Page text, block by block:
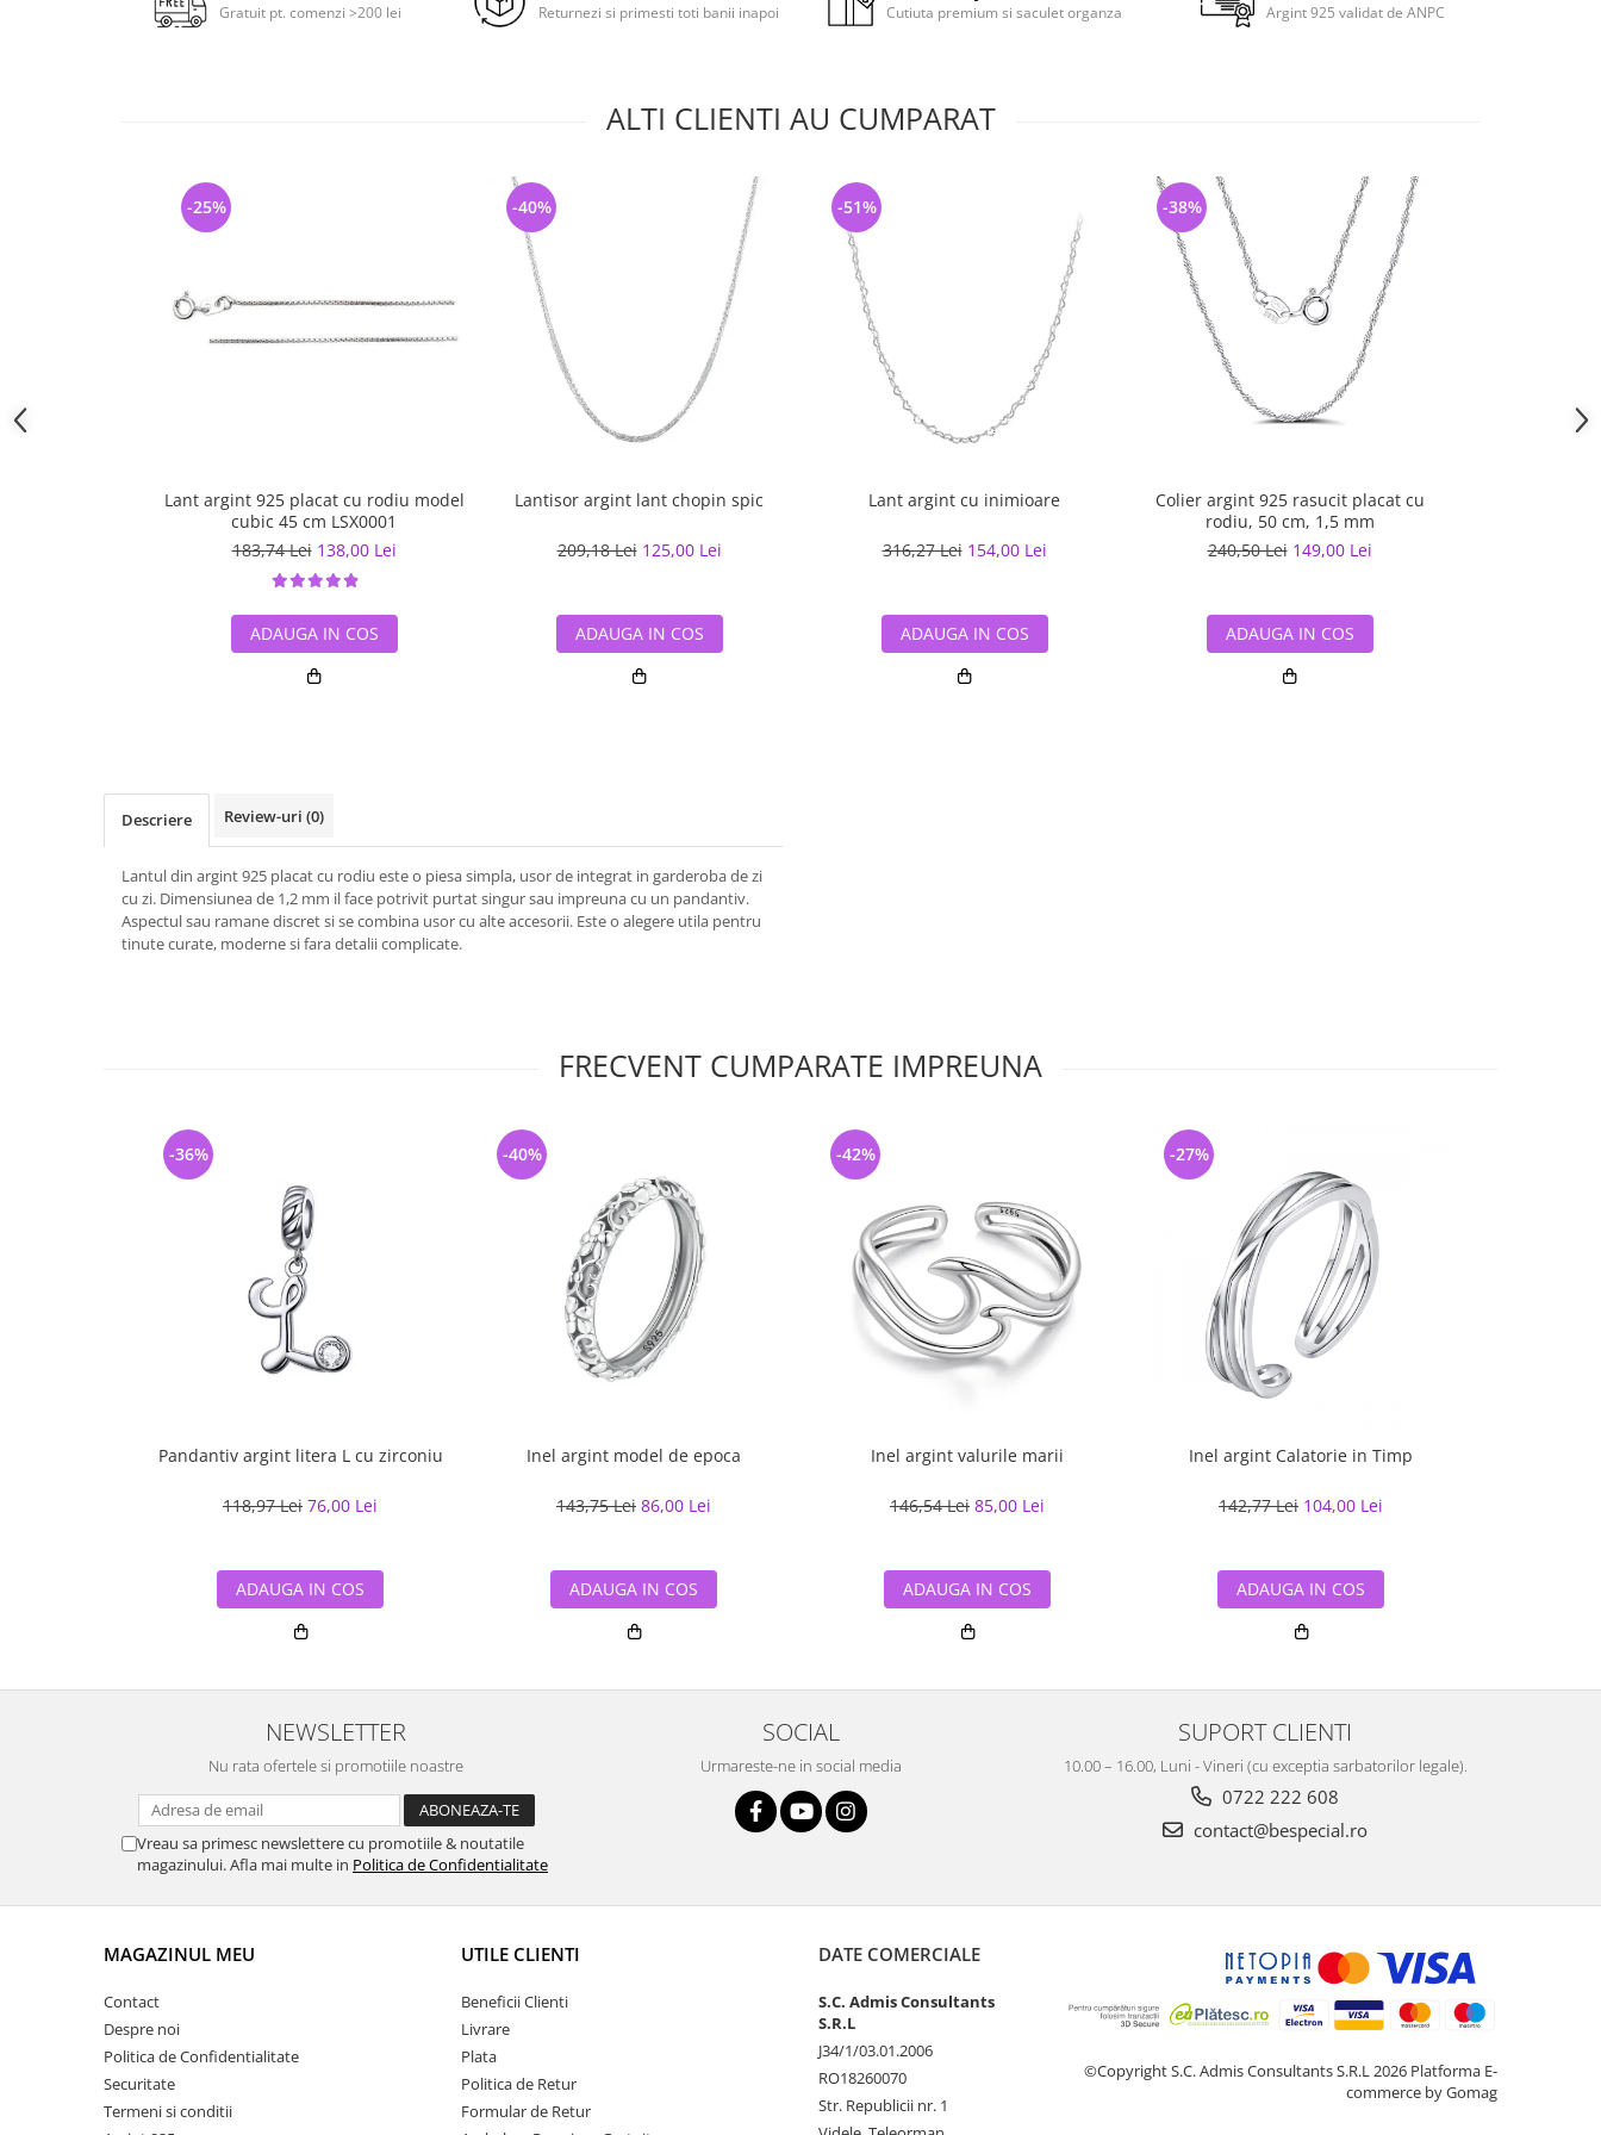
Gratuit pt. comenzi >200 lei Returnezi si primesti toti banii inapoi Cutiuta premium si saculet organza Argint 925 validat de ANPC
ALTI CLIENTI AU CUMPARAT
Lant argint 925 placat cu rodiu model
cubic 45 cm LSX0001
183,74 Lei 138,00 Lei
-25%
ADAUGA IN COS
Lantisor argint lant chopin spic
209,18 Lei 125,00 Lei
-40%
ADAUGA IN COS
Lant argint cu inimioare
316,27 Lei 154,00 Lei
-51%
ADAUGA IN COS
Colier argint 925 rasucit placat cu
rodiu, 50 cm, 1,5 mm
240,50 Lei 149,00 Lei
-38%
ADAUGA IN COS
Descriere Review-uri (0)
Lantul din argint 925 placat cu rodiu este o piesa simpla, usor de integrat in garderoba de zi
cu zi. Dimensiunea de 1,2 mm il face potrivit purtat singur sau impreuna cu un pandantiv.
Aspectul sau ramane discret si se combina usor cu alte accesorii. Este o alegere utila pentru
tinute curate, moderne si fara detalii complicate.
FRECVENT CUMPARATE IMPREUNA
Pandantiv argint litera L cu zirconiu
118,97 Lei 76,00 Lei
-36%
ADAUGA IN COS
Inel argint model de epoca
143,75 Lei 86,00 Lei
-40%
ADAUGA IN COS
Inel argint valurile marii
146,54 Lei 85,00 Lei
-42%
ADAUGA IN COS
Inel argint Calatorie in Timp
142,77 Lei 104,00 Lei
-27%
ADAUGA IN COS
NEWSLETTER
Nu rata ofertele si promotiile noastre
Vreau sa primesc newslettere cu promotiile & noutatile
magazinului. Afla mai multe in Politica de Confidentialitate
SOCIAL
Urmareste-ne in social media
SUPORT CLIENTI
10.00 – 16.00, Luni - Vineri (cu exceptia sarbatorilor legale).
0722 222 608
contact@bespecial.ro
MAGAZINUL MEU
Contact
Despre noi
Politica de Confidentialitate
Securitate
Termeni si conditii
UTILE CLIENTI
Beneficii Clienti
Livrare
Plata
Politica de Retur
Formular de Retur
DATE COMERCIALE
S.C. Admis Consultants
S.R.L
J34/1/03.01.2006
RO18260070
Str. Republicii nr. 1
©Copyright S.C. Admis Consultants S.R.L 2026 Platforma E-
commerce by Gomag